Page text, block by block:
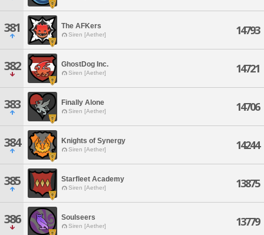
381 The AFKers
Siren [Aether] 14793
382 GhostDog Inc.
Siren [Aether] 14721
383 Finally Alone
Siren [Aether] 14706
384 Knights of Synergy
Siren [Aether] 14244
385 Starfleet Academy
Siren [Aether] 13875
386 Soulseers
Siren [Aether] 13779